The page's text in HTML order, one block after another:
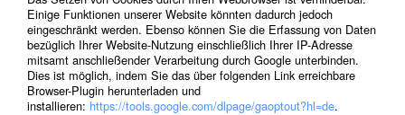
Einige Funktionen unserer Website könnten dadurch jedoch
eingeschränkt werden. Ebenso können Sie die Erfassung von Daten
bezüglich Ihrer Website-Nutzung einschließlich Ihrer IP-Adresse
mitsamt anschließender Verarbeitung durch Google unterbinden.
Dies ist möglich, indem Sie das über folgenden Link erreichbare
Browser-Plugin herunterladen und
installieren: https://tools.google.com/dlpage/gaoptout?hl=de.